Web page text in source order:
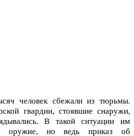
человек сбежали из тюрьмы.
гвардии, стоявшие снаружи,
В такой ситуации им
оружие, но ведь приказ об